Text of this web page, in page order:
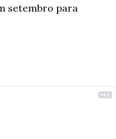
setembro para